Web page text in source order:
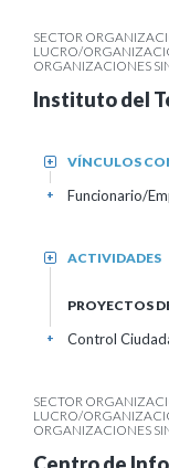
SECTOR
LUCRO/
ORGANIZACIONES
Instituto del
VÍNCULOS
+
Funcionario/
+
ACTIVIDADES
+
PROYECTOS
Control
+
SECTOR
LUCRO/
ORGANIZACIONES